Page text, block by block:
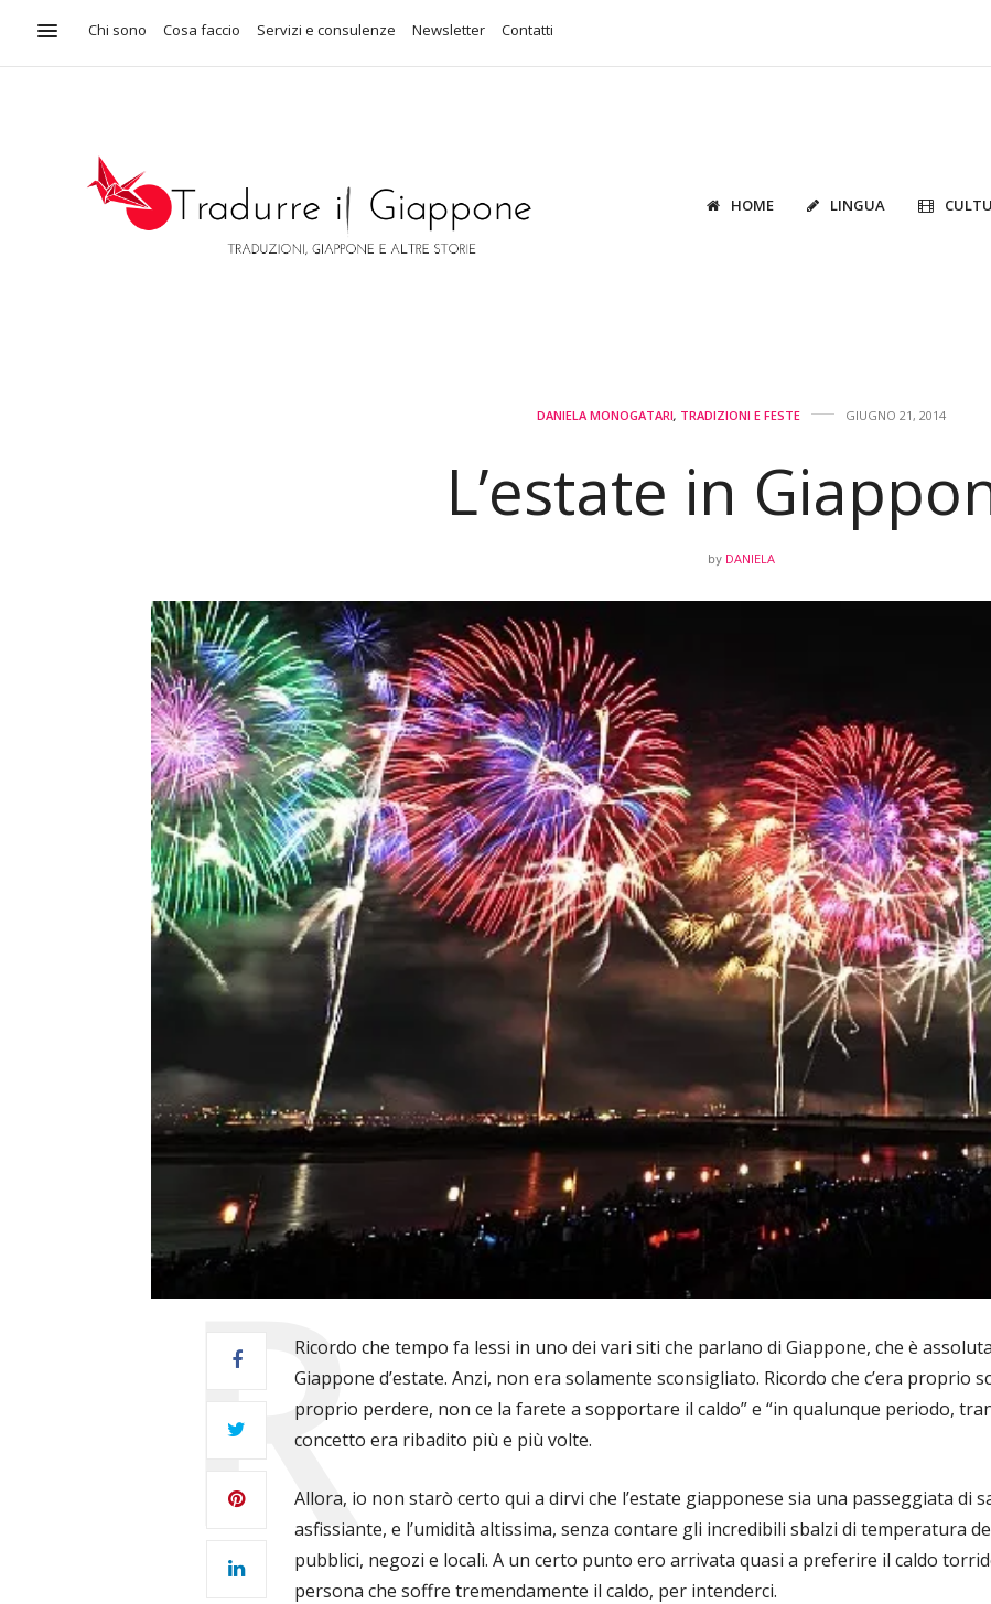
Chi sono Cosa faccio Servizi e consulenze Newsletter Contatti
HOME LINGUA
DANIELA MONOGATARI, TRADIZIONI E FESTE GIUGNO 21, 2014
L’estate in
by DANIELA
Ricordo che tempo fa lessi in uno dei vari siti che parlano di Giappone, che è
Giappone d’estate. Anzi, non era solamente sconsigliato. Ricordo che c’era proprio
proprio perdere, non ce la farete a sopportare il caldo” e “in qualunque periodo,
concetto era ribadito più e più volte.
Allora, io non starò certo qui a dirvi che l’estate giapponese sia una passeggiata di
asfissiante, e l’umidità altissima, senza contare gli incredibili sbalzi di temperatura
pubblici, negozi e locali. A un certo punto ero arrivata quasi a preferire il caldo
persona che soffre tremendamente il caldo, per intenderci.